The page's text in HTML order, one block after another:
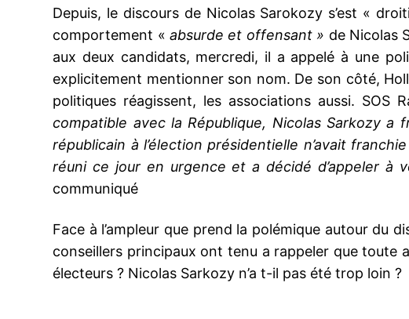
Depuis, le discours de Nicolas Sarokozy s’est «
comportement « absurde et offensant » de Nicolas
aux deux candidats, mercredi, il a appelé à une
explicitement mentionner son nom. De son côté,
politiques réagissent, les associations aussi. SOS
compatible avec la République, Nicolas Sarkozy a
républicain à l’élection présidentielle n’avait
réuni ce jour en urgence et a décidé d’appeler à
communiqué
Face à l’ampleur que prend la polémique autour du
conseillers principaux ont tenu a rappeler que
électeurs ? Nicolas Sarkozy n’a t-il pas été trop loin ?